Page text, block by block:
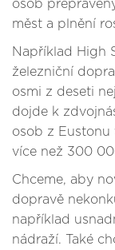
osob
měst a plnění
Například High
železniční
osmi z deseti
dojde k
osob z
více než 300
Chceme, aby
dopravě
například
nádraží. Také